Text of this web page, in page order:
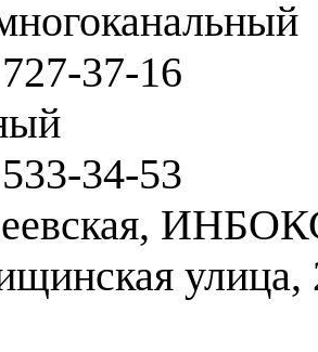
37-16
34-53
улица,